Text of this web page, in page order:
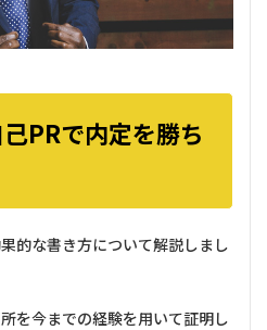
PRで内定を勝ち
的な書き方について解説しまし
を今までの経験を用いて証明し